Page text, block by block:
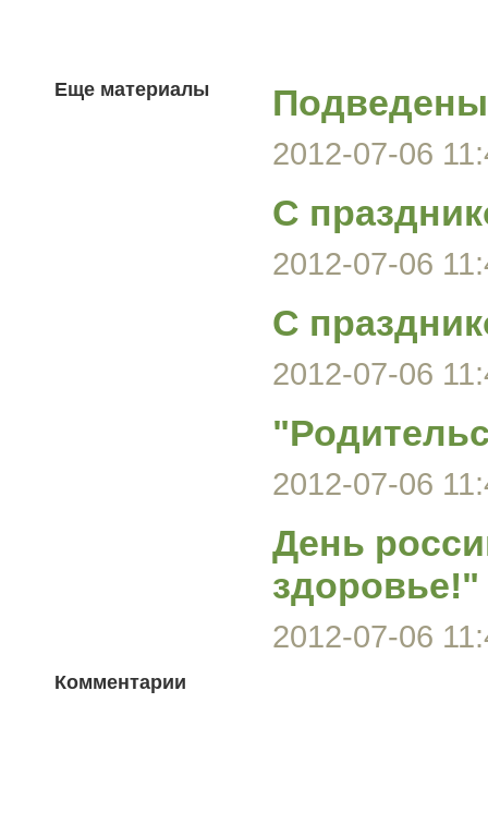
Еще материалы Подведены
2012-07-06
С
2012-07-06
С
2012-07-06
2012-07-06
День
здоровье!"
2012-07-06
Комментарии